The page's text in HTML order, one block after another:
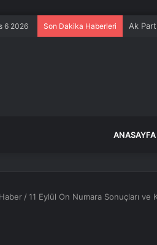
6 2026 Son Dakika Haberleri Ak
ANASAYFA
Haber /11 Eylül On Numara Sonuçları ve